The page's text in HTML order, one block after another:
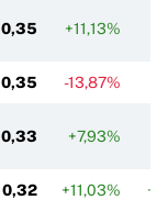
0,35 +11,13%
0,35 -13,87%
0,33 +7,93%
0,32 +11,03%